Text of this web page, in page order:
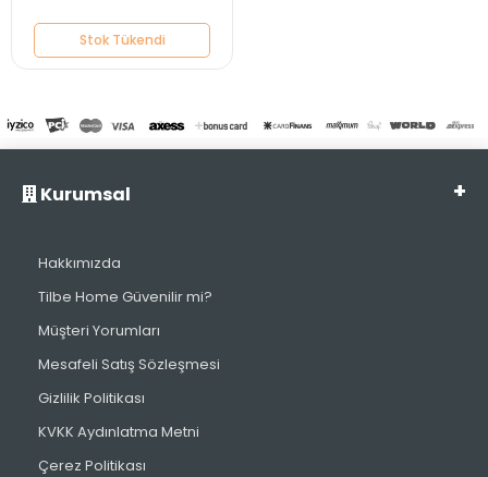
Stok Tükendi
Kurumsal
Hakkımızda
Tilbe Home Güvenilir mi?
Müşteri Yorumları
Mesafeli Satış Sözleşmesi
Gizlilik Politikası
KVKK Aydınlatma Metni
Çerez Politikası